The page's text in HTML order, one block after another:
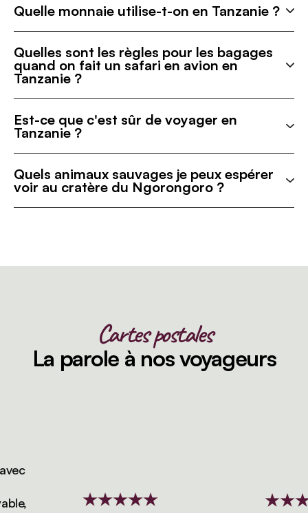
Quelle monnaie utilise-t-on en Tanzanie ?
Quelles sont les règles pour les bagages
quand on fait un safari en avion en
Tanzanie ?
Est-ce que c'est sûr de voyager en
Tanzanie ?
Quels animaux sauvages je peux espérer
voir au cratère du Ngorongoro ?
Cartes postales
La parole à nos voyageurs